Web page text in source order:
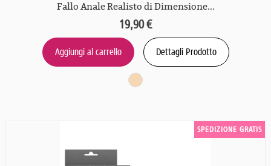
Fallo Anale Realisto di Dimensione...
19,90 €
Aggiungi al carrello Dettagli Prodotto
SPEDIZIONE GRATIS